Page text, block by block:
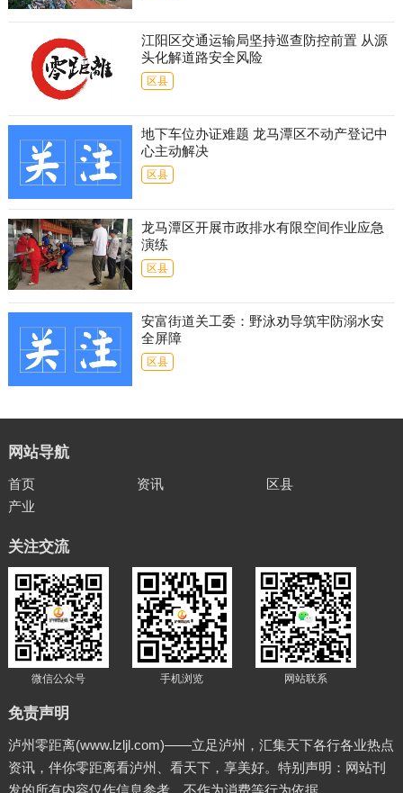
江阳区交通运输局坚持巡查防控前置 从源
头化解道路安全风险
区县
地下车位办证难题 龙马潭区不动产登记中
心主动解决
区县
龙马潭区开展市政排水有限空间作业应急
演练
区县
安富街道关工委：野泳劝导筑牢防溺水安
全屏障
区县
网站导航
首页 资讯
区县
产业
关注交流
微信公众号 手机浏览 网站联系
免责声明
泸州零距离(www.lzljl.com)——立足泸州，汇集天下各行各业热点
资讯，伴你零距离看泸州、看天下，享美好。特别声明：网站刊
发的所有内容仅作信息参考，不作为消费等行为依据。